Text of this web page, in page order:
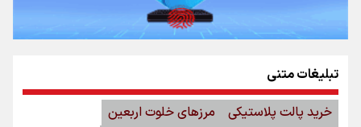
تبلیغات متنی
خرید پالت پلاستیکی
مرزهای خلوت اربعین